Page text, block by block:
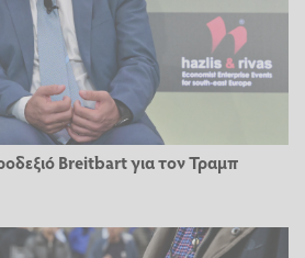
Breitbart για τον Τραμπ